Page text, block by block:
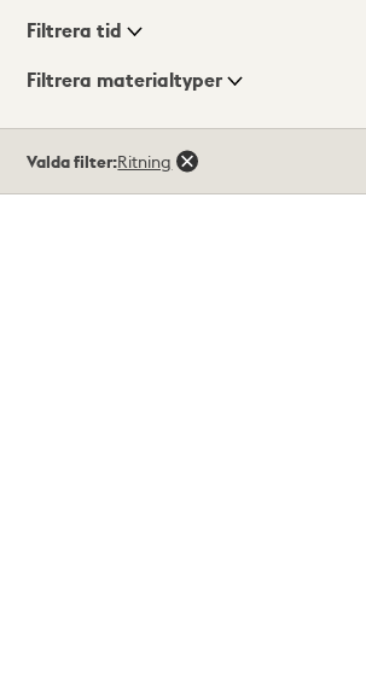
Visningsläge
Filtrera tid
Filtrera materialtyper
träffar
Valda filter:Ritning